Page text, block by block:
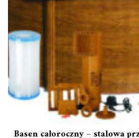
Basen całoroczny – stalowa